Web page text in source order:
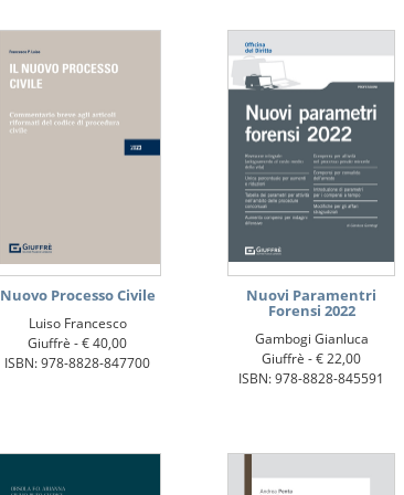
Nuovo Processo Civile
Luiso Francesco
Giuffrè -€ 40,00
ISBN: 978-8828-847700
Nuovi Paramentri
Forensi 2022
Gambogi Gianluca
Giuffrè -€ 22,00
ISBN: 978-8828-845591